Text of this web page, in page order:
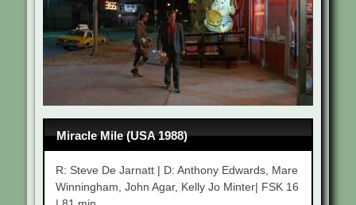
Miracle Mile (USA 1988)
R: Steve De Jarnatt | D: Anthony Edwards, Mare
Winningham, John Agar, Kelly Jo Minter| FSK 16